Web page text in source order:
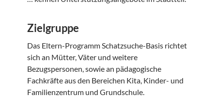
Zielgruppe
Das Eltern-Programm Schatzsuche-Basis richtet
sich an Mütter, Väter und weitere
Bezugspersonen, sowie an pädagogische
Fachkräfte aus den Bereichen Kita, Kinder- und
Familienzentrum und Grundschule.